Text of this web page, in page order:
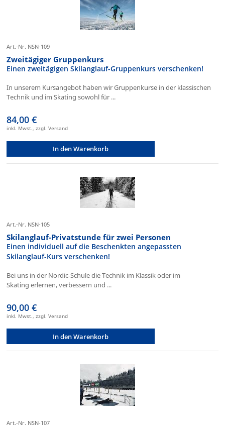
Art.-Nr. NSN-109
Zweitägiger Gruppenkurs
Einen zweitägigen Skilanglauf-Gruppenkurs verschenken!
In unserem Kursangebot haben wir Gruppenkurse in der klassischen
Technik und im Skating sowohl für ...
84,00 €
inkl. Mwst., zzgl. Versand
In den Warenkorb
Art.-Nr. NSN-105
Skilanglauf-Privatstunde für zwei Personen
Einen individuell auf die Beschenkten angepassten
Skilanglauf-Kurs verschenken!
Bei uns in der Nordic-Schule die Technik im Klassik oder im
Skating erlernen, verbessern und ...
90,00 €
inkl. Mwst., zzgl. Versand
In den Warenkorb
Art.-Nr. NSN-107